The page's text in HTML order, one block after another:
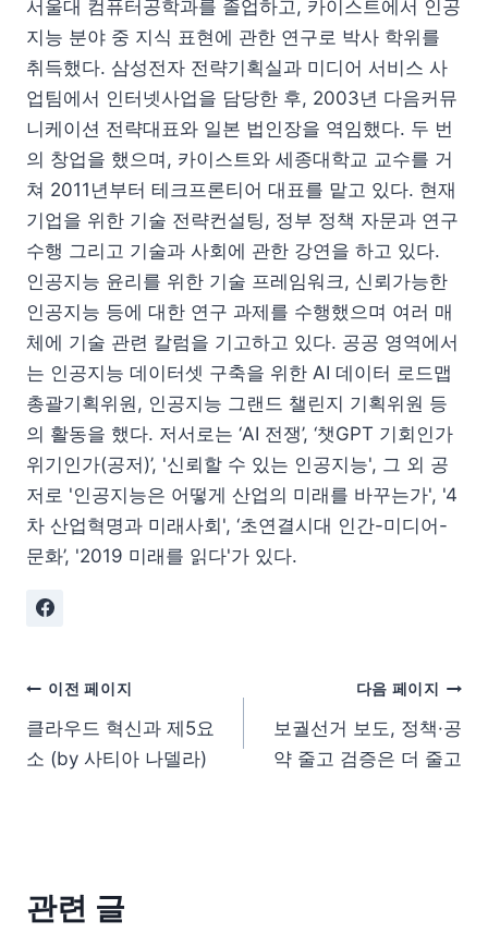
서울대 컴퓨터공학과를 졸업하고, 카이스트에서 인공
지능 분야 중 지식 표현에 관한 연구로 박사 학위를
취득했다. 삼성전자 전략기획실과 미디어 서비스 사
업팀에서 인터넷사업을 담당한 후, 2003년 다음커뮤
니케이션 전략대표와 일본 법인장을 역임했다. 두 번
의 창업을 했으며, 카이스트와 세종대학교 교수를 거
쳐 2011년부터 테크프론티어 대표를 맡고 있다. 현재
기업을 위한 기술 전략컨설팅, 정부 정책 자문과 연구
수행 그리고 기술과 사회에 관한 강연을 하고 있다.
인공지능 윤리를 위한 기술 프레임워크, 신뢰가능한
인공지능 등에 대한 연구 과제를 수행했으며 여러 매
체에 기술 관련 칼럼을 기고하고 있다. 공공 영역에서
는 인공지능 데이터셋 구축을 위한 AI 데이터 로드맵
총괄기획위원, 인공지능 그랜드 챌린지 기획위원 등
의 활동을 했다. 저서로는 ‘AI 전쟁’, ‘챗GPT 기회인가
위기인가(공저)’, '신뢰할 수 있는 인공지능', 그 외 공
저로 '인공지능은 어떻게 산업의 미래를 바꾸는가', '4
차 산업혁명과 미래사회', ‘초연결시대 인간-미디어-
문화’, '2019 미래를 읽다'가 있다.
이전 페이지
클라우드 혁신과 제5요
소 (by 사티아 나델라)
다음 페이지
보궐선거 보도, 정책·공
약 줄고 검증은 더 줄고
관련 글